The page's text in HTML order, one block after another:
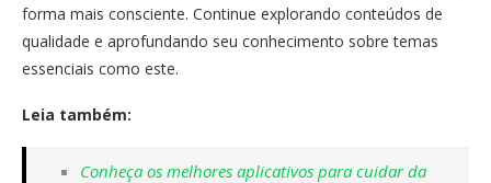
forma mais consciente. Continue explorando conteúdos de
qualidade e aprofundando seu conhecimento sobre temas
essenciais como este.
Leia também:
Conheça os melhores aplicativos para cuidar da